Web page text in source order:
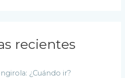
recientes
¿Cuándo ir?